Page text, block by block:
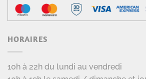
HORAIRES
10h à 22h du lundi au vendredi